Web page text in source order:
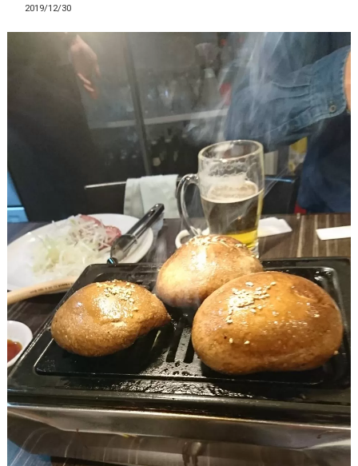
2019/12/30